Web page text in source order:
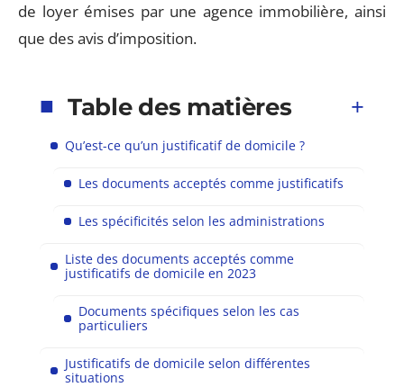
de loyer émises par une agence immobilière, ainsi
que des avis d’imposition.
Table des matières
Qu’est-ce qu’un justificatif de domicile ?
Les documents acceptés comme justificatifs
Les spécificités selon les administrations
Liste des documents acceptés comme
justificatifs de domicile en 2023
Documents spécifiques selon les cas
particuliers
Justificatifs de domicile selon différentes
situations